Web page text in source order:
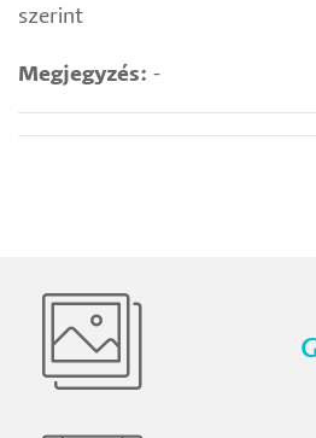
szerint
Megjegyzés: -